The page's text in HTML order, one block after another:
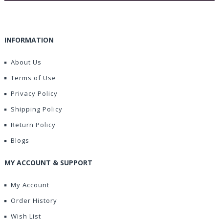
INFORMATION
About Us
Terms of Use
Privacy Policy
Shipping Policy
Return Policy
Blogs
MY ACCOUNT & SUPPORT
My Account
Order History
Wish List